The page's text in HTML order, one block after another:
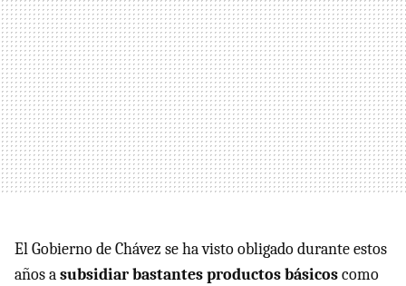
El Gobierno de Chávez se ha visto obligado durante estos
años asubsidiar bastantes productos básicoscomo